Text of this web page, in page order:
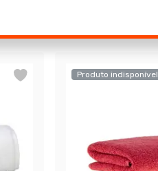
Produto indisponível